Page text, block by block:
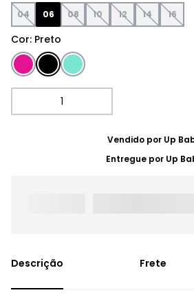
Cor: Preto
04 06 08 10 12 14 16
Vendido por Up
Entregue por Up
Frete